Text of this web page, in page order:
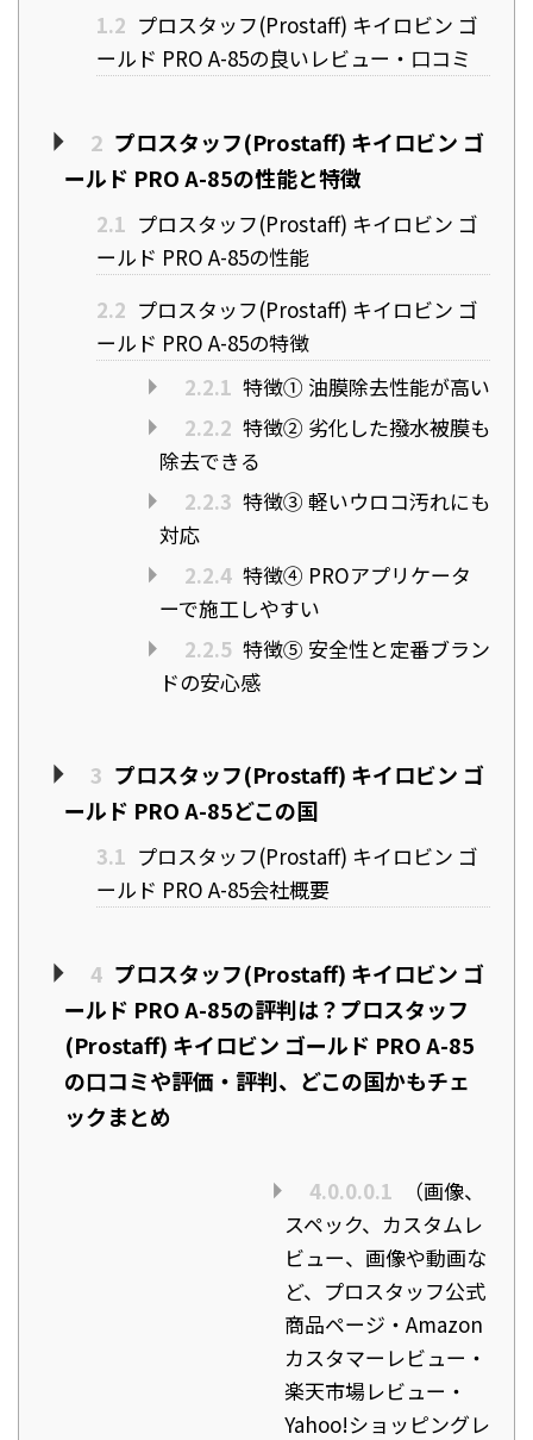
1.2 プロスタッフ(Prostaff) キイロビン ゴ
ールド PRO A-85の良いレビュー・口コミ
2 プロスタッフ(Prostaff) キイロビン ゴ
ールド PRO A-85の性能と特徴
2.1 プロスタッフ(Prostaff) キイロビン ゴ
ールド PRO A-85の性能
2.2 プロスタッフ(Prostaff) キイロビン ゴ
ールド PRO A-85の特徴
2.2.1 特徴① 油膜除去性能が高い
2.2.2 特徴② 劣化した撥水被膜も
除去できる
2.2.3 特徴③ 軽いウロコ汚れにも
対応
2.2.4 特徴④ PROアプリケータ
ーで施工しやすい
2.2.5 特徴⑤ 安全性と定番ブラン
ドの安心感
3 プロスタッフ(Prostaff) キイロビン ゴ
ールド PRO A-85どこの国
3.1 プロスタッフ(Prostaff) キイロビン ゴ
ールド PRO A-85会社概要
4 プロスタッフ(Prostaff) キイロビン ゴ
ールド PRO A-85の評判は？プロスタッフ
(Prostaff) キイロビン ゴールド PRO A-85
の口コミや評価・評判、どこの国かもチェ
ックまとめ
4.0.0.0.1
（画像、
スペック、カスタムレ
ビュー、画像や動画な
ど、プロスタッフ公式
商品ページ・Amazon
カスタマーレビュー・
楽天市場レビュー・
Yahoo!ショッピングレ